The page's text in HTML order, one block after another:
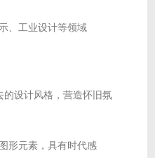
、工业设计等领域
的设计风格，营造怀旧氛
形元素，具有时代感